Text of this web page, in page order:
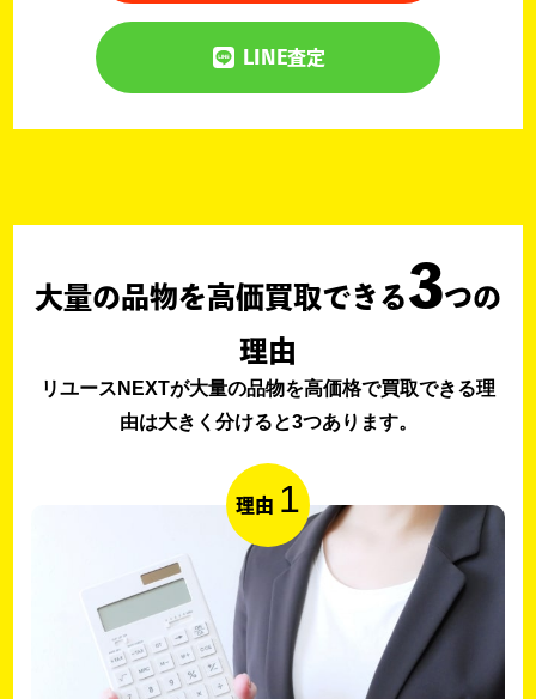
LINE査定
大量の品物を高価買取できる3つの
理由
リユースNEXTが大量の品物を高価格で買取できる理
由は大きく分けると3つあります。
理由 1